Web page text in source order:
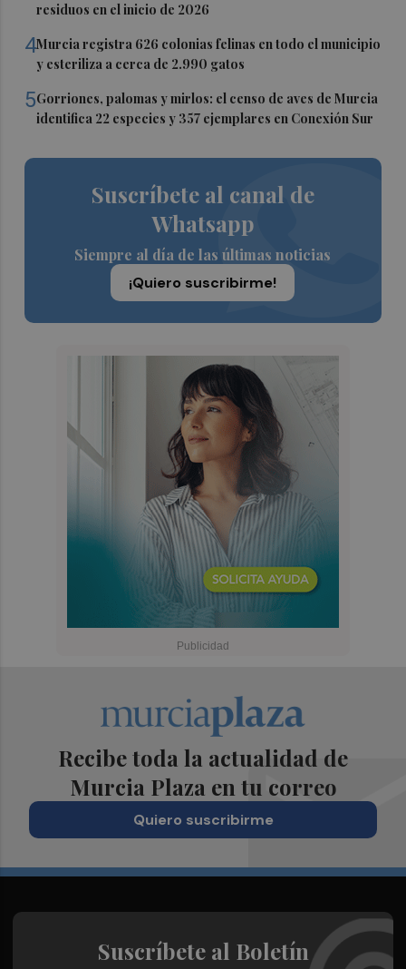
residuos en el inicio de 2026
4Murcia registra 626 colonias felinas en todo el municipio
y esteriliza a cerca de 2.990 gatos
5Gorriones, palomas y mirlos: el censo de aves de Murcia
identifica 22 especies y 357 ejemplares en Conexión Sur
Suscríbete al canal de
Whatsapp
Siempre al día de las últimas noticias
¡Quiero suscribirme!
Recibe toda la actualidad de
Murcia Plaza en tu correo
Quiero suscribirme
Suscríbete al Boletín